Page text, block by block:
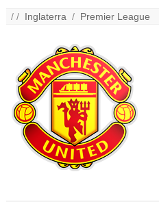
/ / Inglaterra / Premier League